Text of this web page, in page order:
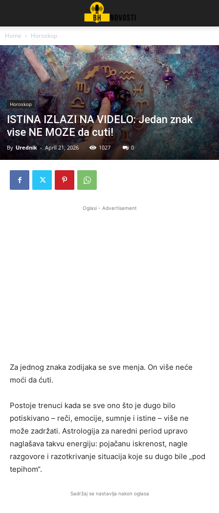
Home Horoskop
Horoskop
ISTINA IZLAZI NA VIDELO: Jedan znak
vise NE MOZE da cuti!
By Urednik - April 21, 2026 1027 0
Oglasi - Advertisement
Za jednog znaka zodijaka se sve menja. On više neće
moći da ćuti.
Postoje trenuci kada se sve ono što je dugo bilo
potiskivano – reči, emocije, sumnje i istine – više ne
može zadržati. Astrologija za naredni period upravo
naglašava takvu energiju: pojačanu iskrenost, nagle
razgovore i razotkrivanje situacija koje su dugo bile „pod
tepihom“.
Sadržaj se nastavlja nakon oglasa